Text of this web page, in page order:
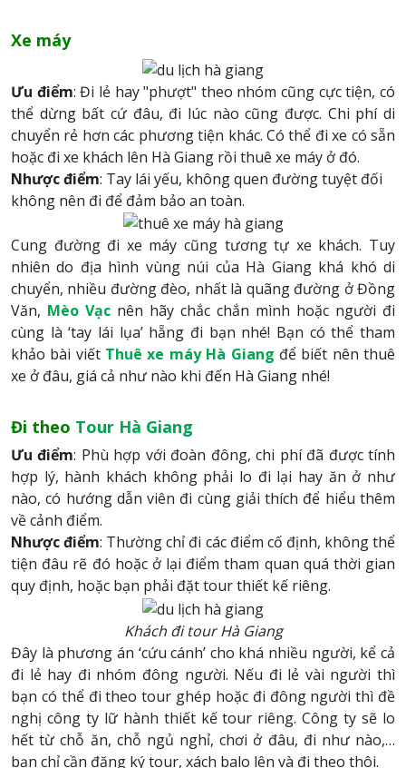
Xe máy
Ưu điểm: Đi lẻ hay "phượt" theo nhóm cũng cực tiện, có
thể dừng bất cứ đâu, đi lúc nào cũng được. Chi phí di
chuyển rẻ hơn các phương tiện khác. Có thể đi xe có sẵn
hoặc đi xe khách lên Hà Giang rồi thuê xe máy ở đó.
Nhược điểm: Tay lái yếu, không quen đường tuyệt đối
không nên đi để đảm bảo an toàn.
Cung đường đi xe máy cũng tương tự xe khách. Tuy
nhiên do địa hình vùng núi của Hà Giang khá khó di
chuyển, nhiều đường đèo, nhất là quãng đường ở Đồng
Văn, Mèo Vạc nên hãy chắc chắn mình hoặc người đi
cùng là ‘tay lái lụa’ hẵng đi bạn nhé! Bạn có thể tham
khảo bài viết Thuê xe máy Hà Giang để biết nên thuê
xe ở đâu, giá cả như nào khi đến Hà Giang nhé!
Đi theo Tour Hà Giang
Ưu điểm: Phù hợp với đoàn đông, chi phí đã được tính
hợp lý, hành khách không phải lo đi lại hay ăn ở như
nào, có hướng dẫn viên đi cùng giải thích để hiểu thêm
về cảnh điểm.
Nhược điểm: Thường chỉ đi các điểm cố định, không thể
tiện đâu rẽ đó hoặc ở lại điểm tham quan quá thời gian
quy định, hoặc bạn phải đặt tour thiết kế riêng.
Khách đi tour Hà Giang
Đây là phương án ‘cứu cánh’ cho khá nhiều người, kể cả
đi lẻ hay đi nhóm đông người. Nếu đi lẻ vài người thì
bạn có thể đi theo tour ghép hoặc đi đông người thì đề
nghị công ty lữ hành thiết kế tour riêng. Công ty sẽ lo
hết từ chỗ ăn, chỗ ngủ nghỉ, chơi ở đâu, đi như nào,…
bạn chỉ cần đăng ký tour, xách balo lên và đi theo thôi.